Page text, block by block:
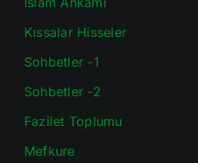
Kıssalar Hisseler
Sohbetler -1
Sohbetler -2
Fazilet Toplumu
Mefkure